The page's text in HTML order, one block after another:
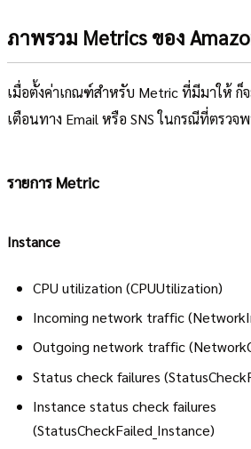
ภาพรวม Metrics ของ
เมื่อตั้งค่าเกณฑ์สำหรับ Metric ที่มีมาให้ ก็จ
เตือนทาง Email หรือ SNS ในกรณีที่ตรวจ
รายการ Metric
Instance
CPU utilization (CPUUtilization)
Incoming network traffic
Outgoing network traffic
Status check failures
Instance status check failures
(StatusCheckFailed_Instance)